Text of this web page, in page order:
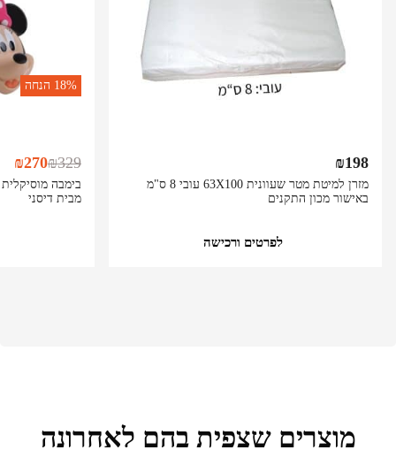
מזרן למיטת מטר שעוונית 63X100 עובי 8 ס"מ
באישור מכון התקנים
₪198
לפרטים ורכישה
18% הנחה
מבית דיסני
₪329
₪270
מוצרים שצפית בהם לאחרונה